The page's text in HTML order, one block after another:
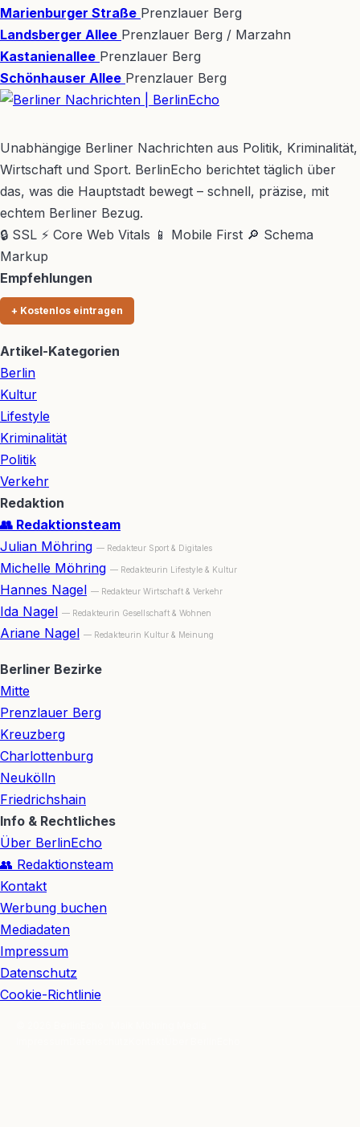
Marienburger Straße Prenzlauer Berg
Landsberger Allee Prenzlauer Berg / Marzahn
Kastanienallee Prenzlauer Berg
Schönhauser Allee Prenzlauer Berg
Unabhängige Berliner Nachrichten aus Politik, Kriminalität,
Wirtschaft und Sport. BerlinEcho berichtet täglich über
das, was die Hauptstadt bewegt – schnell, präzise, mit
echtem Berliner Bezug.
🔒 SSL ⚡ Core Web Vitals 📱 Mobile First 🔎 Schema
Markup
Empfehlungen
+ Kostenlos eintragen
Artikel-Kategorien
Berlin
Kultur
Lifestyle
Kriminalität
Politik
Verkehr
Redaktion
👥 Redaktionsteam
Julian Möhring — Redakteur Sport & Digitales
Michelle Möhring — Redakteurin Lifestyle & Kultur
Hannes Nagel — Redakteur Wirtschaft & Verkehr
Ida Nagel — Redakteurin Gesellschaft & Wohnen
Ariane Nagel — Redakteurin Kultur & Meinung
Berliner Bezirke
Mitte
Prenzlauer Berg
Kreuzberg
Charlottenburg
Neukölln
Friedrichshain
Info & Rechtliches
Über BerlinEcho
👥 Redaktionsteam
Kontakt
Werbung buchen
Mediadaten
Impressum
Datenschutz
Cookie-Richtlinie